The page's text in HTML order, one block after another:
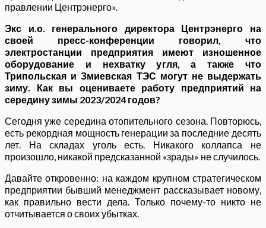
правлении Центрэнерго».
Экс и.о. генерального директора Центрэнерго на
своей пресс-конференции говорил, что
электростанции предприятия имеют изношенное
оборудование и нехватку угля, а также что
Трипольская и Змиевская ТЭС могут не выдержать
зиму. Как вы оцениваете работу предприятий на
середину зимы 2023/2024 годов?
Сегодня уже середина отопительного сезона. Повторюсь,
есть рекордная мощность генерации за последние десять
лет. На складах уголь есть. Никакого коллапса не
произошло, никакой предсказанной «зрады» не случилось.
Давайте откровенно: на каждом крупном стратегическом
предприятии бывший менеджмент рассказывает новому,
как правильно вести дела. Только почему-то никто не
отчитывается о своих убытках.